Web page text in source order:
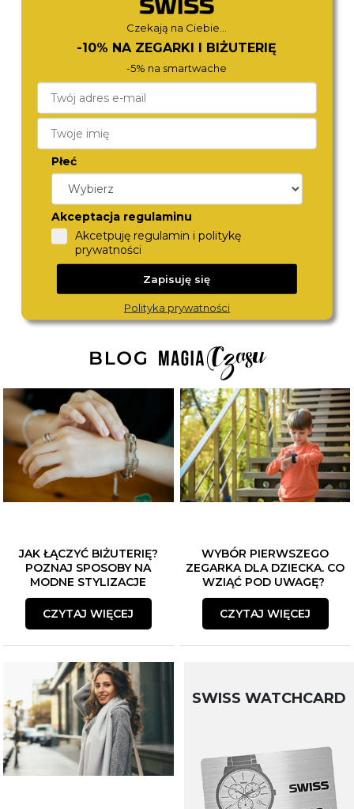
FOSSIL
ES5493
780,-
MICHAEL KORS
JAK ŁĄCZYĆ BIŻUTERIĘ?
POZNAJ SPOSOBY NA
MODNE STYLIZACJE
CZYTAJ WIĘCEJ
WYBÓR PIERWSZEGO
ZEGARKA DLA DZIECKA. CO
WZIĄĆ POD UWAGĘ?
CZYTAJ WIĘCEJ
SWISS WATCHCARD
Czekają na Ciebie...
-10% NA ZEGARKI I BIŻUTERIĘ
-5% na smartwache
Płeć
Akceptacja regulaminu
Akcetpuję regulamin i politykę
prywatności
Zapisuję się
Polityka prywatności